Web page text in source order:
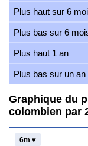
Plus haut sur 6
Plus bas sur 6
Plus haut 1 an
Plus bas sur un an
Graphique du
colombien par
6m ▾